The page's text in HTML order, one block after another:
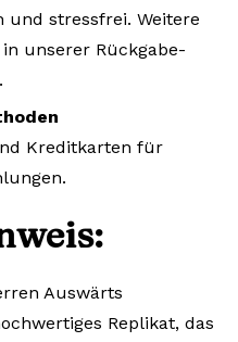
und stressfrei. Weitere
unserer Rückgabe-
Kreditkarten für
Auswärts
Replikat, das